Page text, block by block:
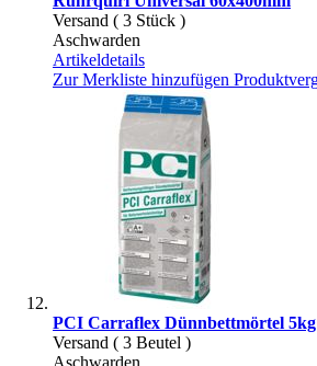
Versand ( 3 Stück )
Aschwarden
Artikeldetails
Zur Merkliste hinzufügen
PCI Carraflex Dünnbettmörtel 5kg
Versand ( 3 Beutel )
Aschwarden